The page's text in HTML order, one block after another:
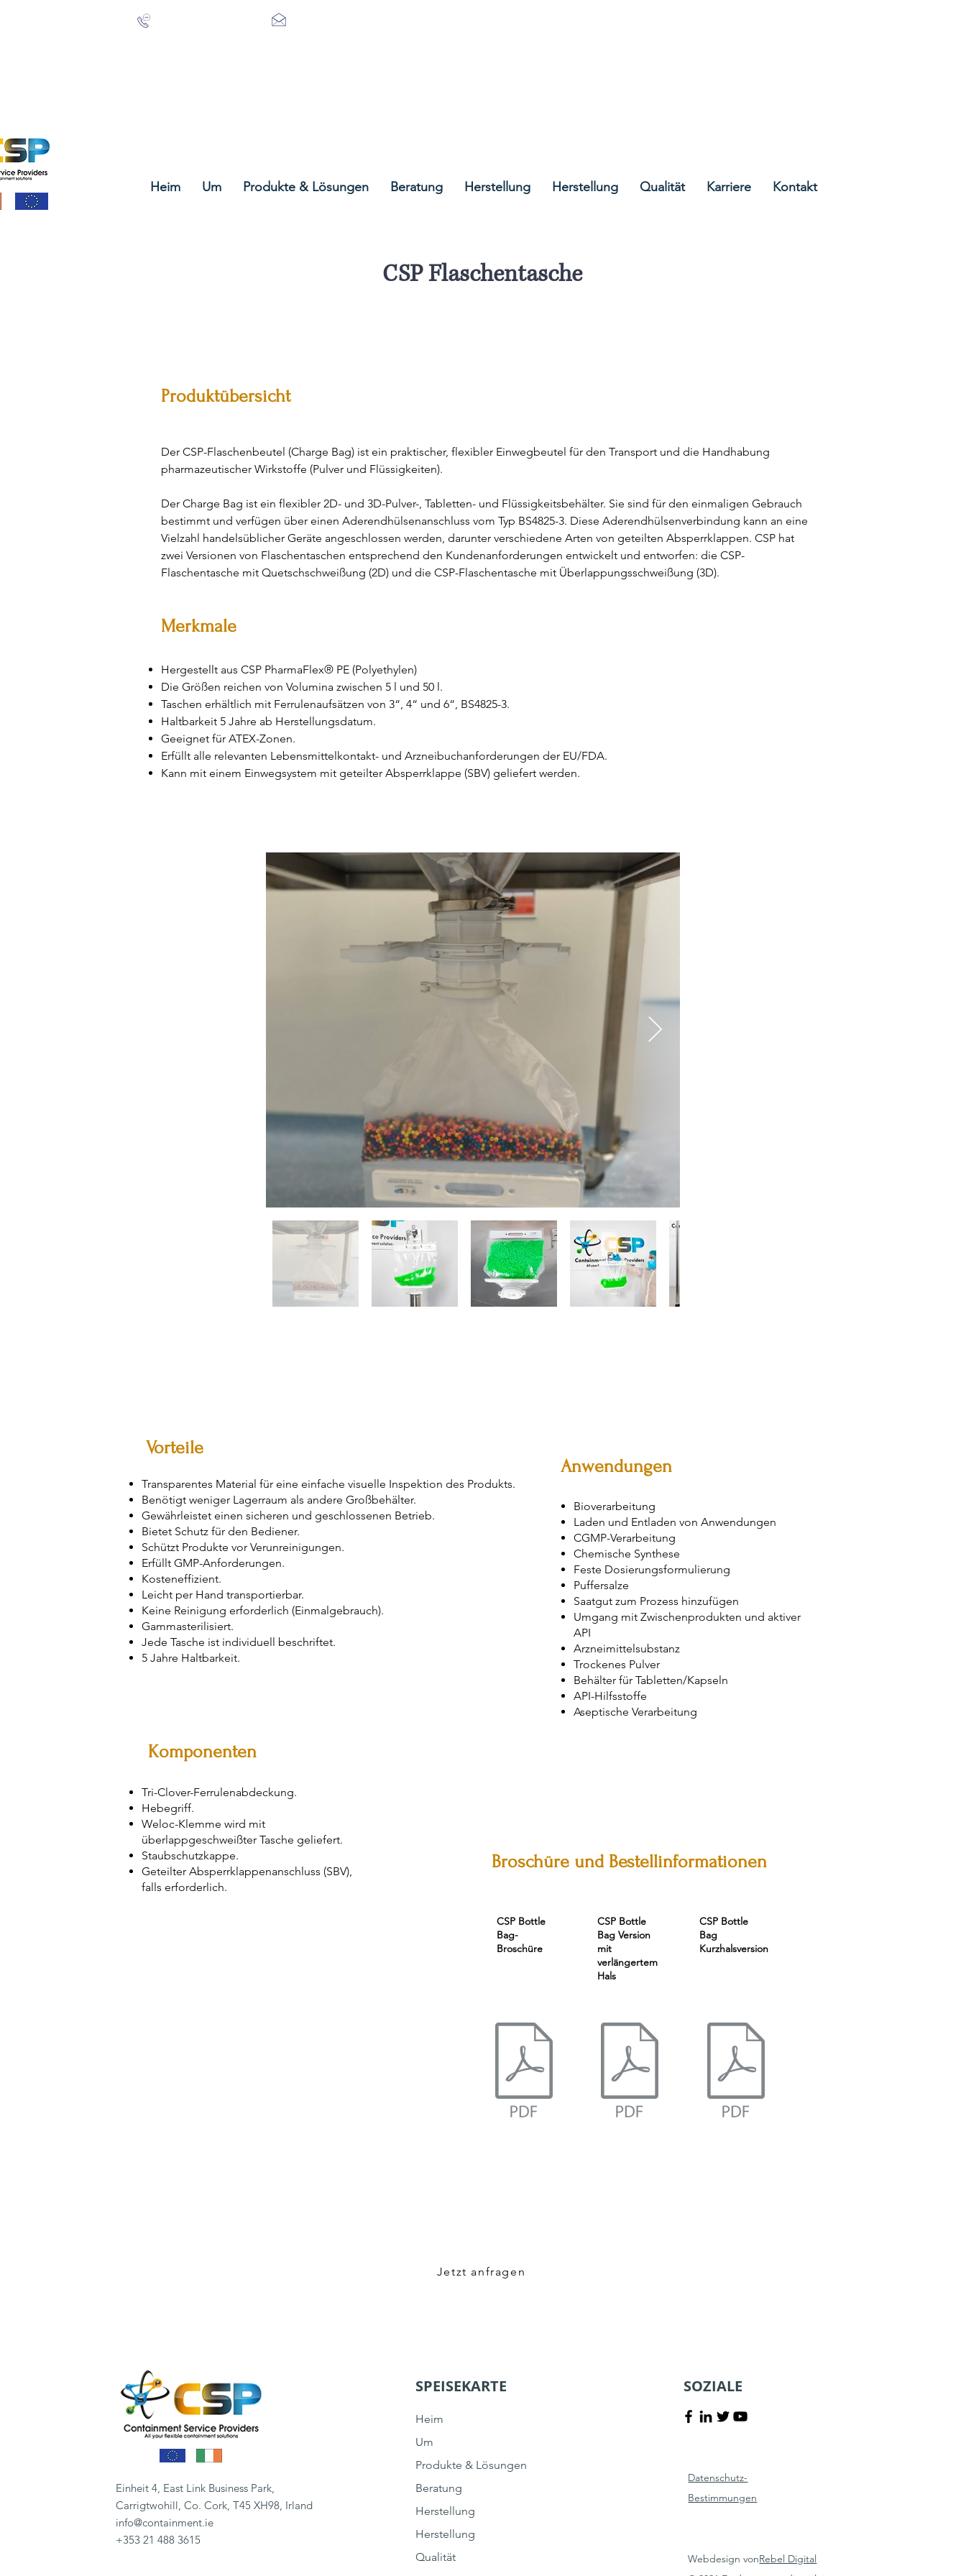
Heim Um Produkte & Lösungen Beratung Herstellung Herstellung Qualität Karriere Kontakt
CSP Flaschentasche
Produktübersicht
Der CSP-Flaschenbeutel (Charge Bag) ist ein praktischer, flexibler Einwegbeutel für den Transport und die Handhabung
pharmazeutischer Wirkstoffe (Pulver und Flüssigkeiten).
Der Charge Bag ist ein flexibler 2D- und 3D-Pulver-, Tabletten- und Flüssigkeitsbehälter. Sie sind für den einmaligen Gebrauch
bestimmt und verfügen über einen Aderendhülsenanschluss vom Typ BS4825-3. Diese Aderendhülsenverbindung kann an eine
Vielzahl handelsüblicher Geräte angeschlossen werden, darunter verschiedene Arten von geteilten Absperrklappen. CSP hat
zwei Versionen von Flaschentaschen entsprechend den Kundenanforderungen entwickelt und entworfen: die CSP-
Flaschentasche mit Quetschschweißung (2D) und die CSP-Flaschentasche mit Überlappungsschweißung (3D).
Merkmale
Hergestellt aus CSP PharmaFlex® PE (Polyethylen)
Die Größen reichen von Volumina zwischen 5 l und 50 l.
Taschen erhältlich mit Ferrulenaufsätzen von 3“, 4“ und 6“, BS4825-3.
Haltbarkeit 5 Jahre ab Herstellungsdatum.
Geeignet für ATEX-Zonen.
Erfüllt alle relevanten Lebensmittelkontakt- und Arzneibuchanforderungen der EU/FDA.
Kann mit einem Einwegsystem mit geteilter Absperrklappe (SBV) geliefert werden.
Vorteile
Transparentes Material für eine einfache visuelle Inspektion des Produkts.
Benötigt weniger Lagerraum als andere Großbehälter.
Gewährleistet einen sicheren und geschlossenen Betrieb.
Bietet Schutz für den Bediener.
Schützt Produkte vor Verunreinigungen.
Erfüllt GMP-Anforderungen.
Kosteneffizient.
Leicht per Hand transportierbar.
Keine Reinigung erforderlich (Einmalgebrauch).
Gammasterilisiert.
Jede Tasche ist individuell beschriftet.
5 Jahre Haltbarkeit.
Anwendungen
Bioverarbeitung
Laden und Entladen von Anwendungen
CGMP-Verarbeitung
Chemische Synthese
Feste Dosierungsformulierung
Puffersalze
Saatgut zum Prozess hinzufügen
Umgang mit Zwischenprodukten und aktiver
API
Arzneimittelsubstanz
Trockenes Pulver
Behälter für Tabletten/Kapseln
API-Hilfsstoffe
Aseptische Verarbeitung
Komponenten
Tri-Clover-Ferrulenabdeckung.
Hebegriff.
Weloc-Klemme wird mit
überlappgeschweißter Tasche geliefert.
Staubschutzkappe.
Geteilter Absperrklappenanschluss (SBV),
falls erforderlich.
Broschüre und Bestellinformationen
CSP Bottle
Bag-
Broschüre
CSP Bottle
Bag Version
mit
verlängertem
Hals
CSP Bottle
Bag
Kurzhalsversion
Jetzt anfragen
Einheit 4, East Link Business Park,
Carrigtwohill, Co. Cork, T45 XH98, Irland
info@containment.ie
+353 21 488 3615
SPEISEKARTE
Heim
Um
Produkte & Lösungen
Beratung
Herstellung
Herstellung
Qualität
SOZIALE
Datenschutz-
Bestimmungen
Webdesign vonRebel Digital